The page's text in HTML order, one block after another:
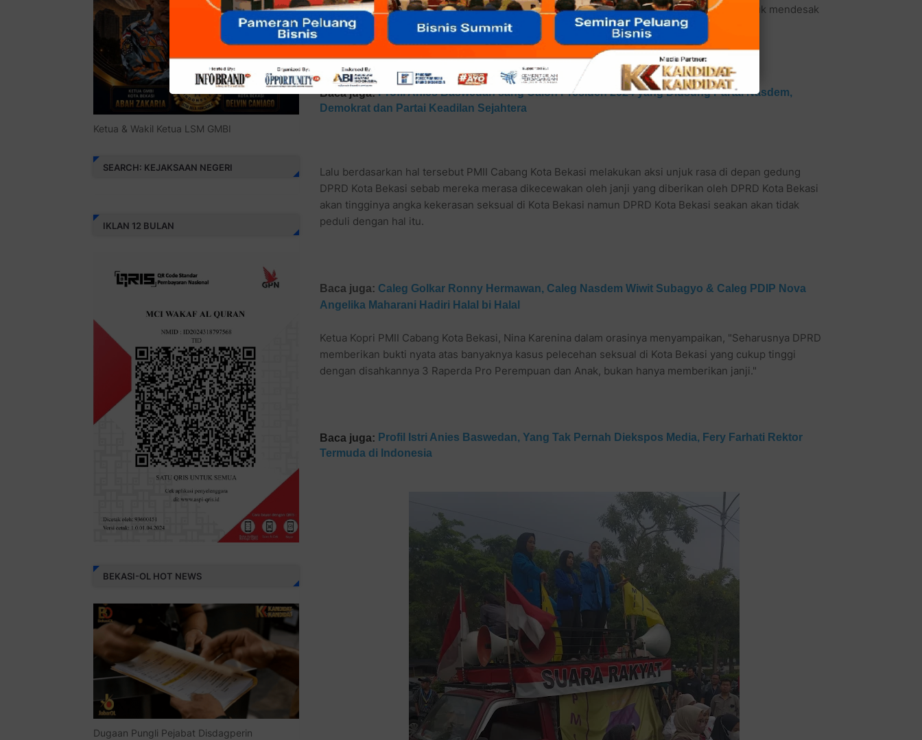
tak acuh dengan angka yang begitu tinggi. Oleh karena nya kami kembali turun kejalan untuk mendesak
DPRD Kota Bekasi agar segera melakukan pengesahan terhadap 3 Raperda tersebut."
Baca juga:Profil Anies Baswedan sang Calon Presiden 2024 yang Diusung Partai Nasdem,
Demokrat dan Partai Keadilan Sejahtera
Lalu berdasarkan hal tersebut PMII Cabang Kota Bekasi melakukan aksi unjuk rasa di depan gedung
DPRD Kota Bekasi sebab mereka merasa dikecewakan oleh janji yang diberikan oleh DPRD Kota Bekasi
akan tingginya angka kekerasan seksual di Kota Bekasi namun DPRD Kota Bekasi seakan akan tidak
peduli dengan hal itu.
Baca juga: Caleg Golkar Ronny Hermawan, Caleg Nasdem Wiwit Subagyo & Caleg PDIP Nova
Angelika Maharani Hadiri Halal bi Halal
Ketua Kopri PMII Cabang Kota Bekasi, Nina Karenina dalam orasinya menyampaikan, "Seharusnya DPRD
memberikan bukti nyata atas banyaknya kasus pelecehan seksual di Kota Bekasi yang cukup tinggi
dengan disahkannya 3 Raperda Pro Perempuan dan Anak, bukan hanya memberikan janji."
Baca juga: Profil Istri Anies Baswedan, Yang Tak Pernah Diekspos Media, Fery Farhati Rektor
Termuda di Indonesia
Ketua & Wakil Ketua LSM GMBI
SEARCH: KEJAKSAAN NEGERI
IKLAN 12 BULAN
BEKASI-OL HOT NEWS
Dugaan Pungli Pejabat Disdagperin